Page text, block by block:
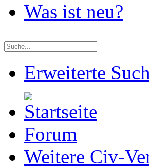
Was ist neu?
Erweiterte
Forum
Weitere Civ-